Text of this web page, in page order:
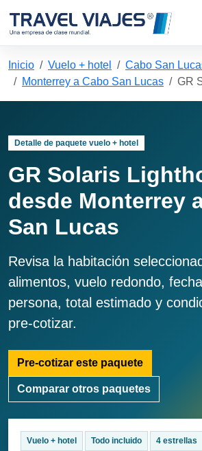
Inicio Vuelo + hotel
Cabo San
Monterrey a Cabo San Lucas
GR
Detalle de paquete vuelo + hotel
GR Solaris
desde Monterrey
San Lucas
Revisa la habitación
alimentos, vuelo redondo,
persona, total estimado y
pre-cotizar.
Pre-cotizar este paquete
Comparar otros paquetes
Vuelo + hotel Todo incluido 4 estrellas